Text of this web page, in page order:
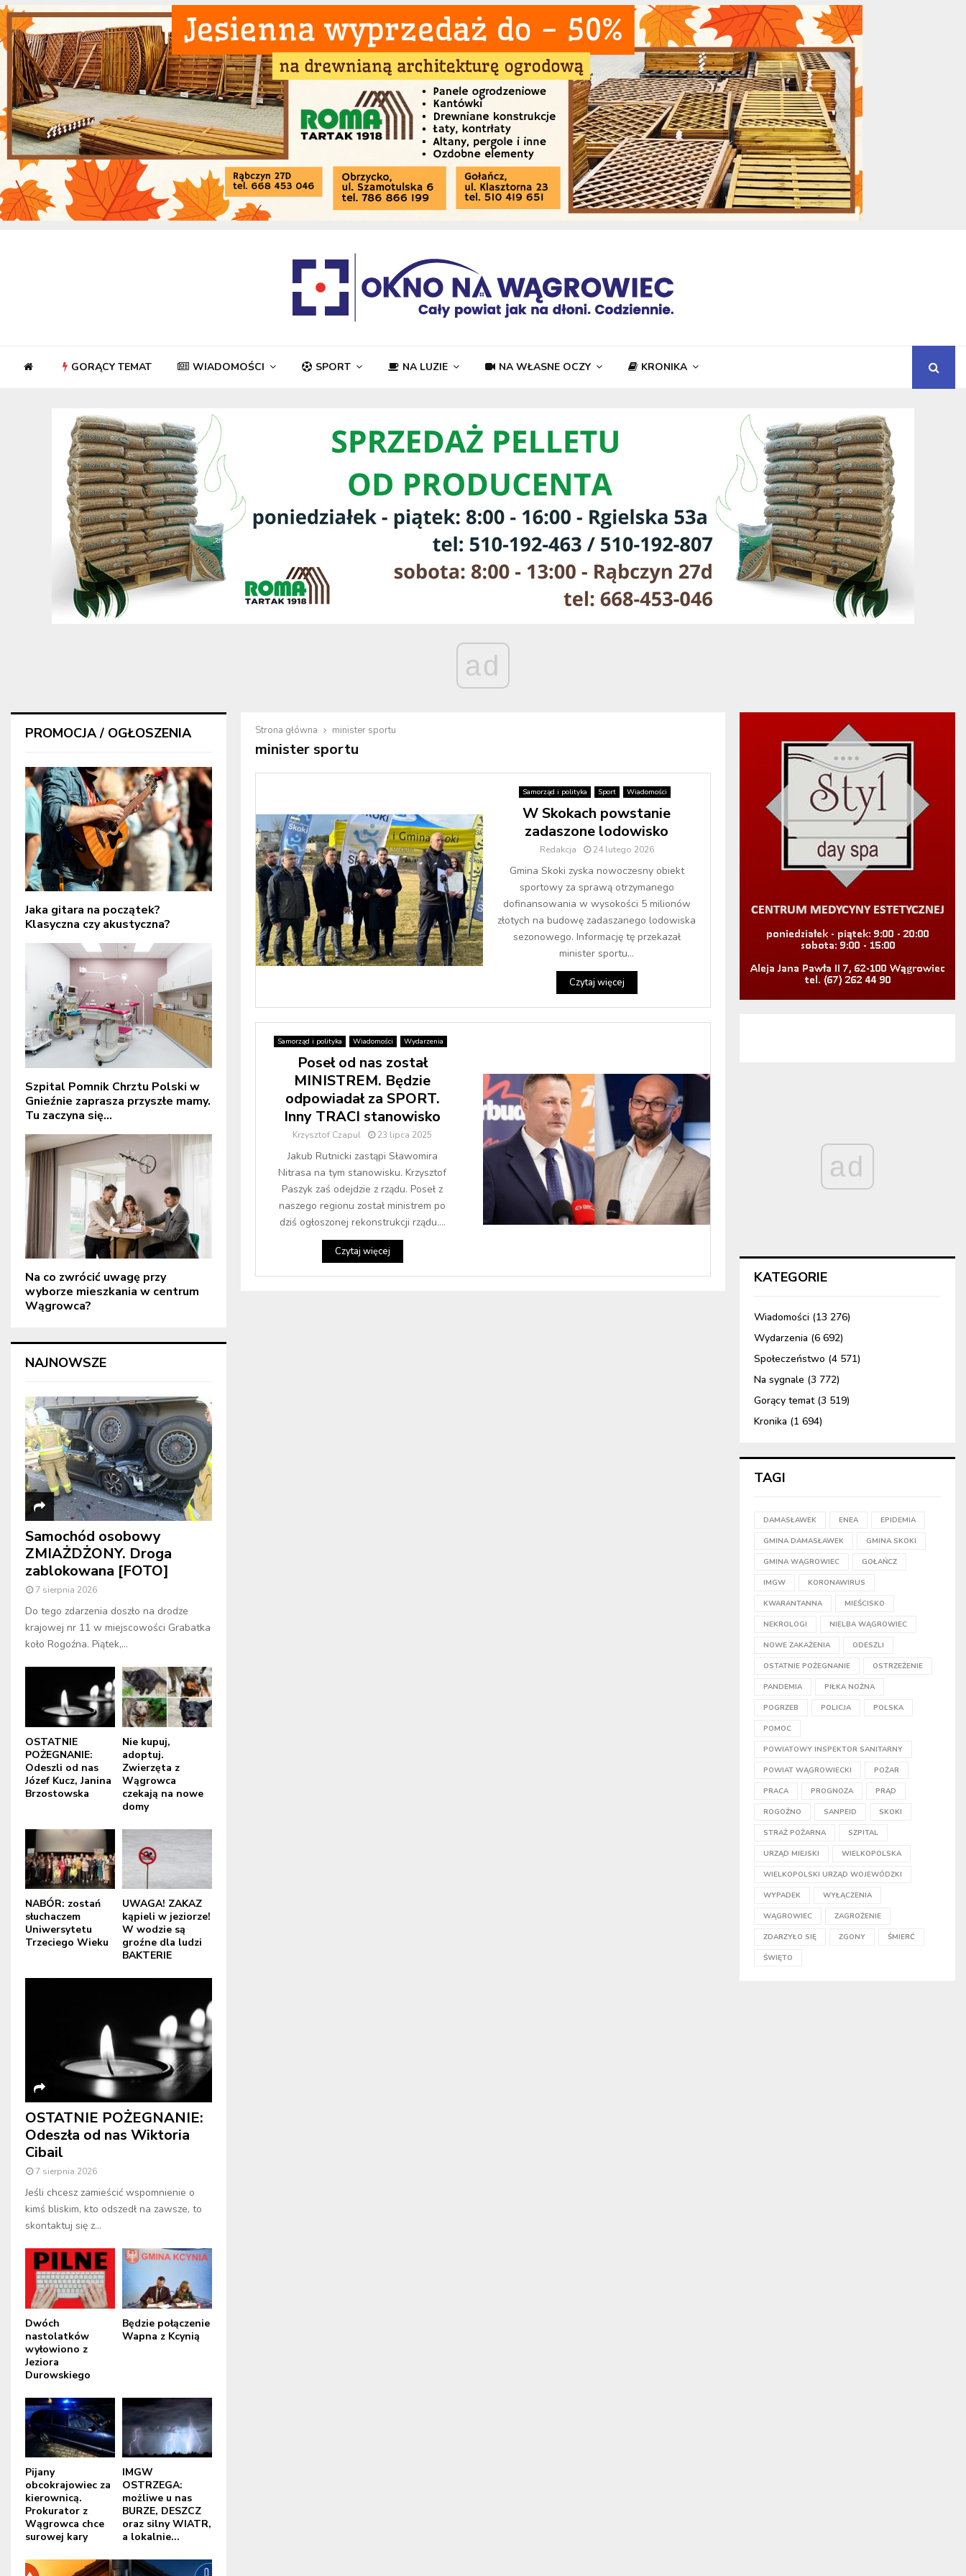
GORĄCY TEMAT WIADOMOŚCI SPORT NA LUZIE NA WŁASNE OCZY KRONIKA
ad
Strona główna minister sportu
minister sportu
Samorząd i polityka Sport Wiadomości
W Skokach powstanie
zadaszone lodowisko
Redakcja 24 lutego 2026
Gmina Skoki zyska nowoczesny obiekt
sportowy za sprawą otrzymanego
dofinansowania w wysokości 5 milionów
złotych na budowę zadaszanego lodowiska
sezonowego. Informację tę przekazał
minister sportu...
Czytaj więcej
Samorząd i polityka Wiadomości Wydarzenia
Poseł od nas został
MINISTREM. Będzie
odpowiadał za SPORT.
Inny TRACI stanowisko
Krzysztof Czapul 23 lipca 2025
Jakub Rutnicki zastąpi Sławomira
Nitrasa na tym stanowisku. Krzysztof
Paszyk zaś odejdzie z rządu. Poseł z
naszego regionu został ministrem po
dziś ogłoszonej rekonstrukcji rządu....
Czytaj więcej
PROMOCJA / OGŁOSZENIA
Jaka gitara na początek?
Klasyczna czy akustyczna?
Szpital Pomnik Chrztu Polski w
Gnieźnie zaprasza przyszłe mamy.
Tu zaczyna się...
Na co zwrócić uwagę przy
wyborze mieszkania w centrum
Wągrowca?
NAJNOWSZE
Samochód osobowy
ZMIAŻDŻONY. Droga
zablokowana [FOTO]
7 sierpnia 2026
Do tego zdarzenia doszło na drodze
krajowej nr 11 w miejscowości Grabatka
koło Rogoźna. Piątek,...
OSTATNIE
POŻEGNANIE:
Odeszli od nas
Józef Kucz, Janina
Brzostowska
Nie kupuj,
adoptuj.
Zwierzęta z
Wągrowca
czekają na nowe
domy
NABÓR: zostań
słuchaczem
Uniwersytetu
Trzeciego Wieku
UWAGA! ZAKAZ
kąpieli w jeziorze!
W wodzie są
groźne dla ludzi
BAKTERIE
OSTATNIE POŻEGNANIE:
Odeszła od nas Wiktoria
Cibail
7 sierpnia 2026
Jeśli chcesz zamieścić wspomnienie o
kimś bliskim, kto odszedł na zawsze, to
skontaktuj się z...
Dwóch
nastolatków
wyłowiono z
Jeziora
Durowskiego
Będzie połączenie
Wapna z Kcynią
Pijany
obcokrajowiec za
kierownicą.
Prokurator z
Wągrowca chce
surowej kary
IMGW
OSTRZEGA:
możliwe u nas
BURZE, DESZCZ
oraz silny WIATR,
a lokalnie...
ad
KATEGORIE
Wiadomości (13 276)
Wydarzenia (6 692)
Społeczeństwo (4 571)
Na sygnale (3 772)
Gorący temat(3 519)
Kronika (1 694)
TAGI
DAMASŁAWEK ENEA EPIDEMIA
GMINA DAMASŁAWEK GMINA SKOKI
GMINA WĄGROWIEC GOŁAŃCZ
IMGW KORONAWIRUS
KWARANTANNA MIEŚCISKO
NEKROLOGI NIELBA WĄGROWIEC
NOWE ZAKAŻENIA ODESZLI
OSTATNIE POŻEGNANIE OSTRZEŻENIE
PANDEMIA PIŁKA NOŻNA
POGRZEB POLICJA POLSKA
POMOC
POWIATOWY INSPEKTOR SANITARNY
POWIAT WĄGROWIECKI POŻAR
PRACA PROGNOZA PRĄD
ROGOŹNO SANPEID SKOKI
STRAŻ POŻARNA SZPITAL
URZĄD MIEJSKI WIELKOPOLSKA
WIELKOPOLSKI URZĄD WOJEWÓDZKI
WYPADEK WYŁĄCZENIA
WĄGROWIEC ZAGROŻENIE
ZDARZYŁO SIĘ ZGONY ŚMIERĆ
ŚWIĘTO